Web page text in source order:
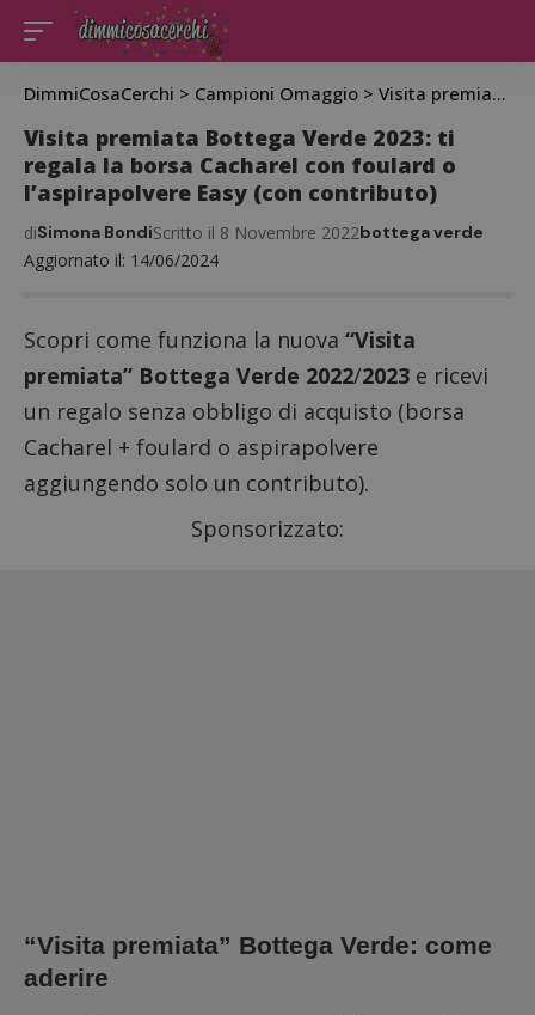
DimmiCosaCerchi > Campioni Omaggio > Visita premiata Bottega Verde 2023: ti regala la borsa Cacharel con foulard o l’aspirapolvere Easy (con contributo)
Visita premiata Bottega Verde 2023: ti
regala la borsa Cacharel con foulard o
l’aspirapolvere Easy (con contributo)
Aggiornato il: 14/06/2024
diSimona BondiScritto il 8 Novembre 2022bottega verde
Scopri come funziona la nuova “Visita
premiata” Bottega Verde 2022/2023 e ricevi
un regalo senza obbligo di acquisto (borsa
Cacharel + foulard o aspirapolvere
aggiungendo solo un contributo).
Sponsorizzato:
“Visita premiata” Bottega Verde: come
aderire